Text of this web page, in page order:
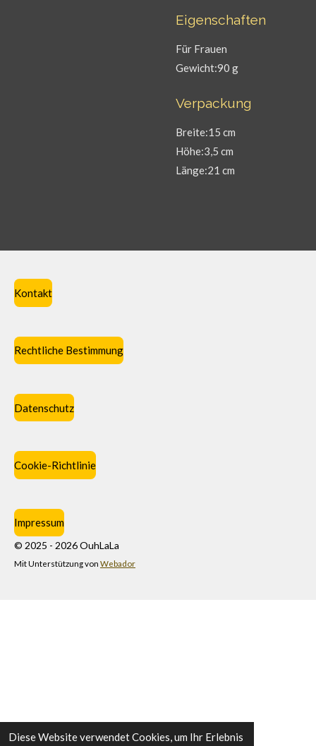
Diese Website verwendet Cookies, um Ihr Erlebnis
Eigenschaften
Für Frauen
Gewicht:90 g
Verpackung
Breite:15 cm
Höhe:3,5 cm
Länge:21 cm
Kontakt
Rechtliche Bestimmung
Datenschutz
Cookie-Richtlinie
Impressum
© 2025 - 2026 OuhLaLa
Mit Unterstützung von Webador